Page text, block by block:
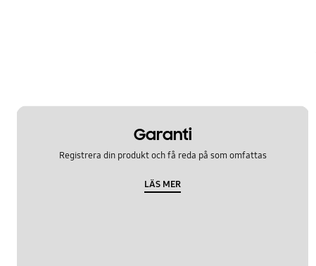
Garanti
Registrera din produkt och få reda på som omfattas
LÄS MER